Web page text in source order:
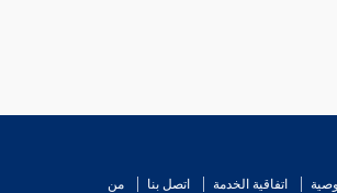
اتفاقية الخدمة اتصل بنا
من